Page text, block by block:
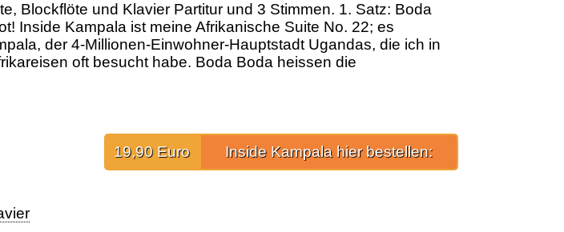
Rawdon)
Katharine Rawdon)
Porto, Flöte: Katharine Rawdon)
Blockflöte und Klavier Partitur und 3 Stimmen. 1. Satz: Boda
Inside Kampala ist meine Afrikanische Suite No. 22; es
der 4-Millionen-Einwohner-Hauptstadt Ugandas, die ich in
oft besucht habe. Boda Boda heissen die
Inside Kampala hier bestellen:
19,90 Euro